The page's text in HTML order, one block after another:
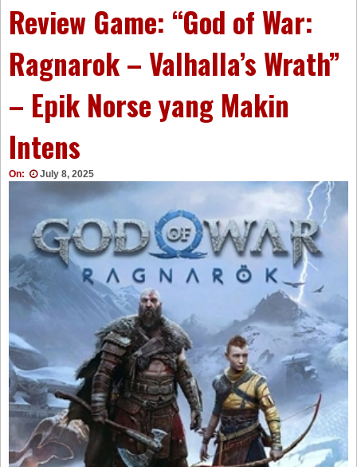
Review Game: “God of War:
Ragnarok – Valhalla’s Wrath”
– Epik Norse yang Makin
Intens
On: July 8, 2025